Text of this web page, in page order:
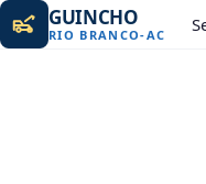
GUINCHO
RIO BRANCO-AC